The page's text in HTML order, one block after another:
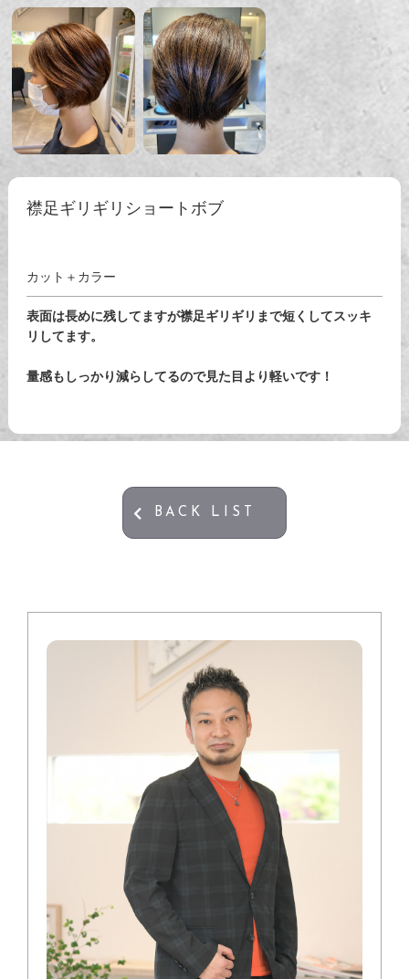
襟足ギリギリショートボブ
カット＋カラー
表面は長めに残してますが襟足ギリギリまで短くしてスッキ
リしてます。
量感もしっかり減らしてるので見た目より軽いです！
BACK LIST